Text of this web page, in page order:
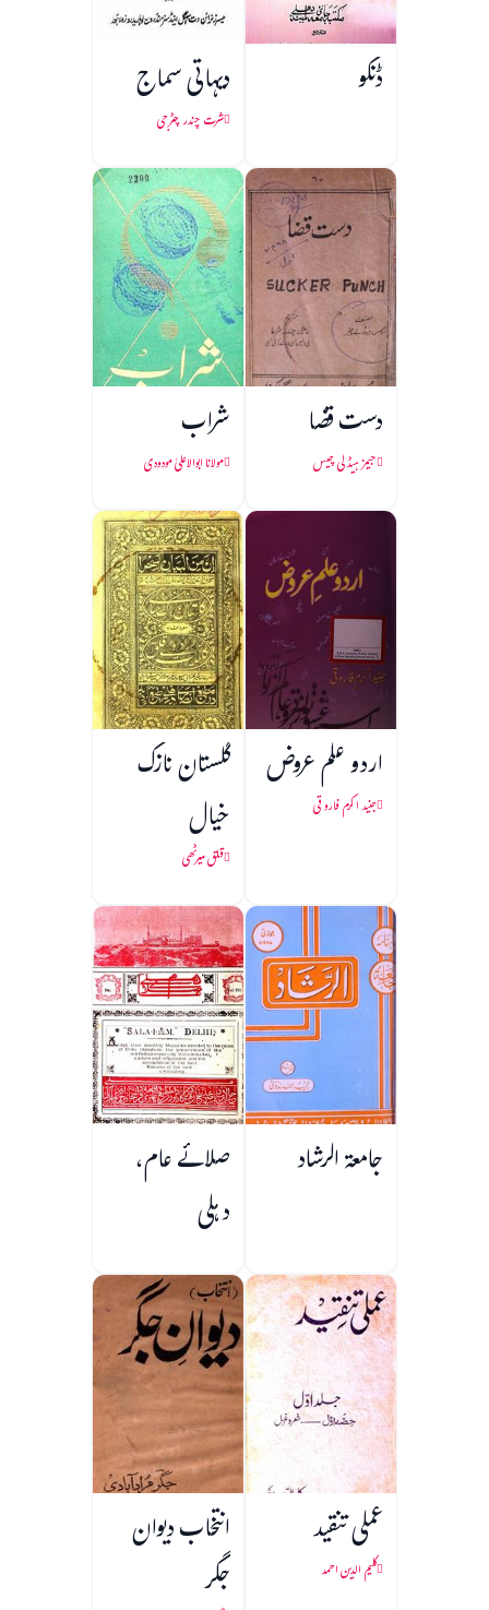
ڈنگو دیہاتی سماج
شرت چندر چٹرجی
دست قضا
جیمز ہیڈلی چیس
شراب
مولانا ابوالاعلیٰ مودودی
اردو علم عروض
جنید اکرم فاروقی
گلستان نازک
خیال
قلق میرٹھی
جامعۃ الرشاد صلائے عام،
دہلی
عملی تنقید
کلیم الدین احمد
انتخاب دیوان
جگر